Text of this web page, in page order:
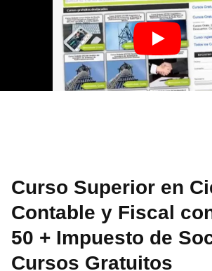
Curso Superior en
Contable y Fiscal
50 + Impuesto de
Cursos Gratuitos